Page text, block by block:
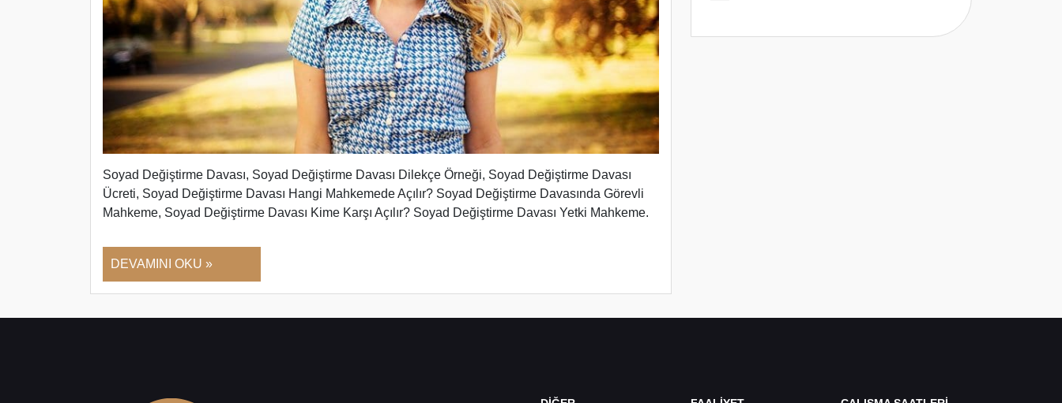
Soyad Değiştirme Davası, Soyad Değiştirme Davası Dilekçe Örneği, Soyad Değiştirme Davası
Ücreti, Soyad Değiştirme Davası Hangi Mahkemede Açılır? Soyad Değiştirme Davasında Görevli
Mahkeme, Soyad Değiştirme Davası Kime Karşı Açılır? Soyad Değiştirme Davası Yetki Mahkeme.
DEVAMINI OKU »